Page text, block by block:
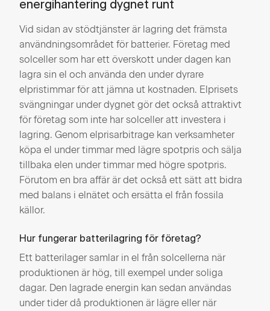
energihantering dygnet runt
Vid sidan av stödtjänster är lagring det främsta
användningsområdet för batterier. Företag med
solceller som har ett överskott under dagen kan
lagra sin el och använda den under dyrare
elpristimmar för att jämna ut kostnaden. Elprisets
svängningar under dygnet gör det också attraktivt
för företag som inte har solceller att investera i
lagring. Genom elprisarbitrage kan verksamheter
köpa el under timmar med lägre spotpris och sälja
tillbaka elen under timmar med högre spotpris.
Förutom en bra affär är det också ett sätt att bidra
med balans i elnätet och ersätta el från fossila
källor.
Hur fungerar batterilagring för företag?
Ett batterilager samlar in el från solcellerna när
produktionen är hög, till exempel under soliga
dagar. Den lagrade energin kan sedan användas
under tider då produktionen är lägre eller när